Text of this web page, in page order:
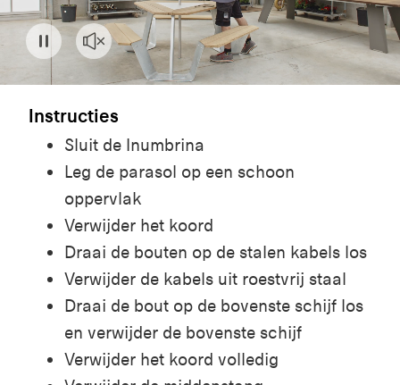
Instructies
Sluit de Inumbrina
Leg de parasol op een schoon
oppervlak
Verwijder het koord
Draai de bouten op de stalen kabels los
Verwijder de kabels uit roestvrij staal
Draai de bout op de bovenste schijf los
en verwijder de bovenste schijf
Verwijder het koord volledig